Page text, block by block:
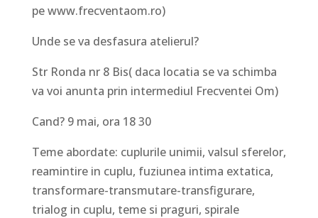
pe www.frecventaom.ro)
Unde se va desfasura atelierul?
Str Ronda nr 8 Bis( daca locatia se va schimba
va voi anunta prin intermediul Frecventei Om)
Cand? 9 mai, ora 18 30
Teme abordate: cuplurile unimii, valsul sferelor,
reamintire in cuplu, fuziunea intima extatica,
transformare-transmutare-transfigurare,
trialog in cuplu, teme si praguri, spirale